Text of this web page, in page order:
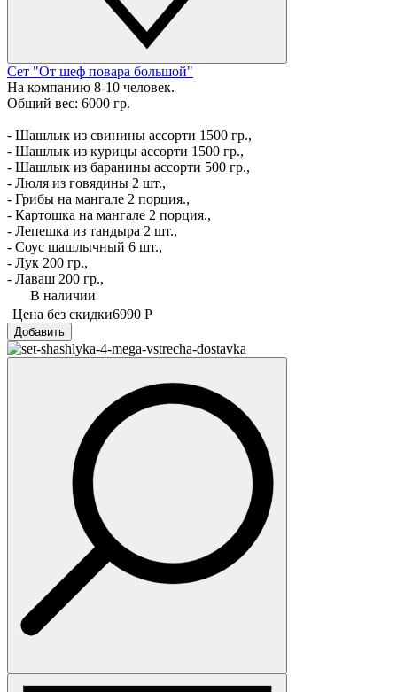
Сет "От шеф повара большой"
На компанию 8-10 человек.
Общий вес: 6000 гр.
- Шашлык из свинины ассорти 1500 гр.,
- Шашлык из курицы ассорти 1500 гр.,
- Шашлык из баранины ассорти 500 гр.,
- Люля из говядины 2 шт.,
- Грибы на мангале 2 порция.,
- Картошка на мангале 2 порция.,
- Лепешка из тандыра 2 шт.,
- Соус шашлычный 6 шт.,
- Лук 200 гр.,
- Лаваш 200 гр.,
В наличии
Цена без скидки6990 Р
Добавить